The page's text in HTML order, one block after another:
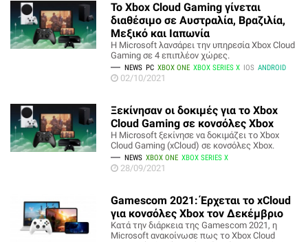
Το Xbox Cloud Gaming γίνεται
διαθέσιμο σε Αυστραλία, Βραζιλία,
Μεξικό και Ιαπωνία
Η Microsoft λανσάρει την υπηρεσία Xbox Cloud
Gaming σε 4 επιπλέον χώρες.
NEWS PC XBOX ONE XBOX SERIES X IOS ANDROID
02/10/2021
Ξεκίνησαν οι δοκιμές για το Xbox
Cloud Gaming σε κονσόλες Xbox
Η Microsoft ξεκίνησε να δοκιμάζει το Xbox
Cloud Gaming (xCloud) σε κονσόλες Xbox.
NEWS XBOX ONE XBOX SERIES X
28/09/2021
Gamescom 2021: Έρχεται το xCloud
για κονσόλες Xbox τον Δεκέμβριο
Κατά την διάρκεια της Gamescom 2021, η
Microsoft ανακοίνωσε πως το Xbox Cloud